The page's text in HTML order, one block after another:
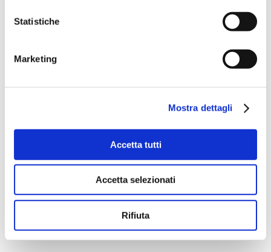
Statistiche
Marketing
Mostra dettagli
Accetta tutti
Accetta selezionati
Rifiuta